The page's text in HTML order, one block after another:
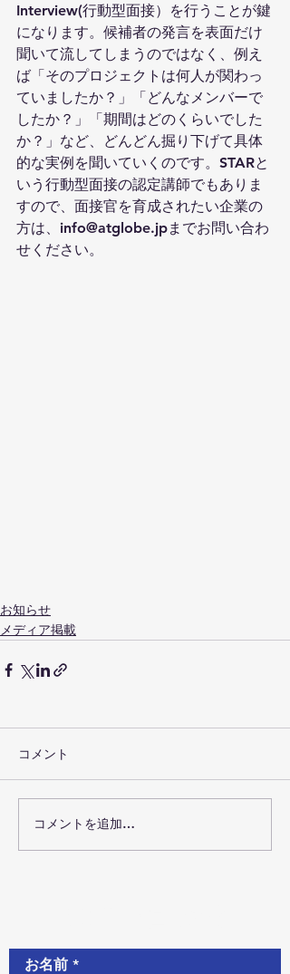
Interview(行動型面接）を行うことが鍵
になります。候補者の発言を表面だけ
聞いて流してしまうのではなく、例え
ば「そのプロジェクトは何人が関わっ
ていましたか？」「どんなメンバーで
したか？」「期間はどのくらいでした
か？」など、どんどん掘り下げて具体
的な実例を聞いていくのです。STARと
いう行動型面接の認定講師でもありま
すので、面接官を育成されたい企業の
方は、info@atglobe.jpまでお問い合わ
せください。
お知らせ
メディア掲載
コメント
コメントを追加…
お名前